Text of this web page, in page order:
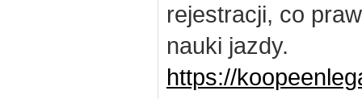
rejestracji, co
nauki jazdy.
https://